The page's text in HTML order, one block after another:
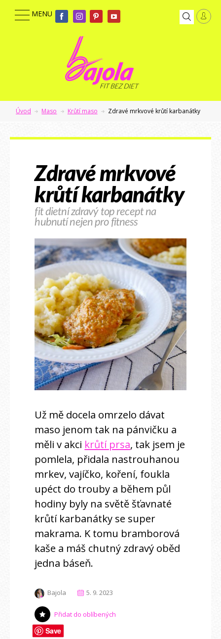
Úvod Maso Krůtí maso Zdravé mrkvové krůtí karbanátky
Zdravé mrkvové
krůtí karbanátky
fit dietní zdravý top recept na
hubnutí nejen pro fitness
Už mě docela omrzelo dávat
maso jenom tak na pánvičku a
měli v akci krůtí prsa, tak jsem je
pomlela, přidala nastrouhanou
mrkev, vajíčko, koření, foukla
upéct do trouby a během půl
hodiny byly na světě šťavnaté
krůtí karbanátky se super
makrama. K tomu bramborová
kaše a máš chutný zdravý oběd
jedna báseň.
Bajola 5. 9. 2023
Přidat do oblíbených
Save